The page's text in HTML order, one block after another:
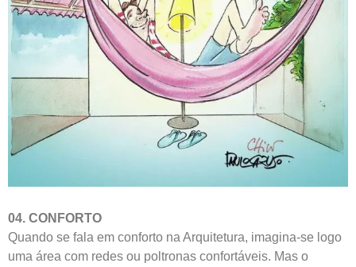
04. CONFORTO
Quando se fala em conforto na Arquitetura, imagina-se logo
uma área com redes ou poltronas confortáveis. Mas o